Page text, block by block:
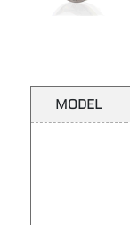
MODEL